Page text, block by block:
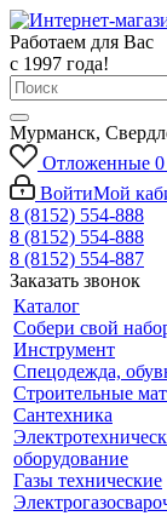
Работаем для Вас
с 1997 года!
Мурманск,
Отложенные 0
ВойтиМой
8 (8152) 554-888
8 (8152) 554-888
8 (8152) 554-887
Заказать звонок
Каталог
Собери свой
Инструмент
Спецодежда,
Строительные
Сантехника
оборудование
Газы технические